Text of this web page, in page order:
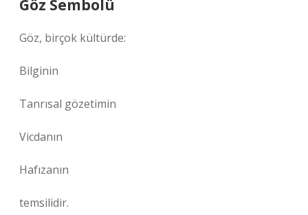
Göz Sembolü
Göz, birçok kültürde:
Bilginin
Tanrısal gözetimin
Vicdanın
Hafızanın
temsilidir.